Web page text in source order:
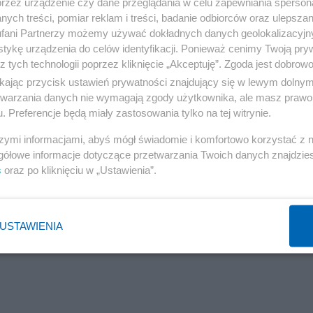
jadłospisów, nieprecyzyjnych
Kontrolerzy mieli wątpliwości to zbyt małej
dziesięciodniowym. Śniadania i kolacje były
pacjenci dostawali posiłki bez dodatku
treści, pomiar reklam i treści, badanie odbiorców oraz
Partnerzy możemy używać dokładnych danych
urządzenia do celów identyfikacji. Ponieważ cenimy Twoją
tych technologii poprzez kliknięcie „Akceptuję”. Zgoda jest
przycisk ustawień prywatności znajdujący się w lewym
danych nie wymagają zgody użytkownika, ale masz
Preferencje będą miały zastosowania tylko na tej witrynie.
informacjami, abyś mógł świadomie i komfortowo korzystać z
informacje dotyczące przetwarzania Twoich danych
oraz po kliknięciu w „Ustawienia”.
USTAWIENIA